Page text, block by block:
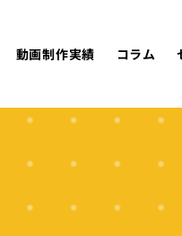
動画制作実績 コラム